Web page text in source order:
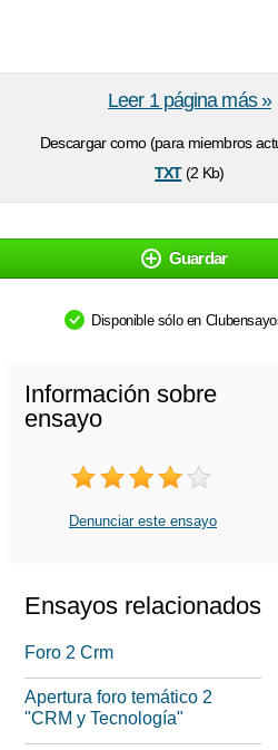
Descargar como (para miembros
txt(2 Kb)
Leer 1 página más »
Guardar
Disponible sólo en
Información sobre
ensayo
Denunciar este ensayo
Ensayos relacionados
Foro 2 Crm
Apertura foro temático 2
"CRM y Tecnología"